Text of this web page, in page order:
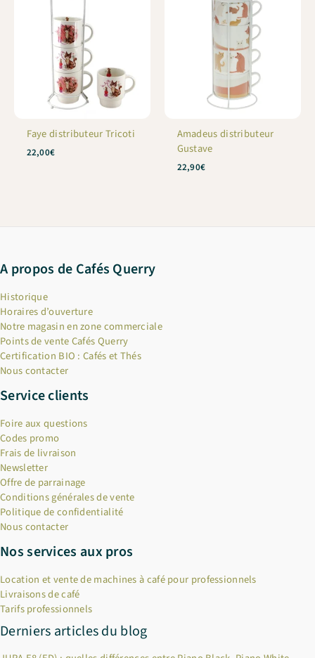
Faye distributeur Tricoti
22,00€
Amadeus distributeur
Gustave
22,90€
A propos de Cafés Querry
Historique
Horaires d’ouverture
Notre magasin en zone commerciale
Points de vente Cafés Querry
Certification BIO : Cafés et Thés
Nous contacter
Service clients
Foire aux questions
Codes promo
Frais de livraison
Newsletter
Offre de parrainage
Conditions générales de vente
Politique de confidentialité
Nous contacter
Nos services aux pros
Location et vente de machines à café pour professionnels
Livraisons de café
Tarifs professionnels
Derniers articles du blog